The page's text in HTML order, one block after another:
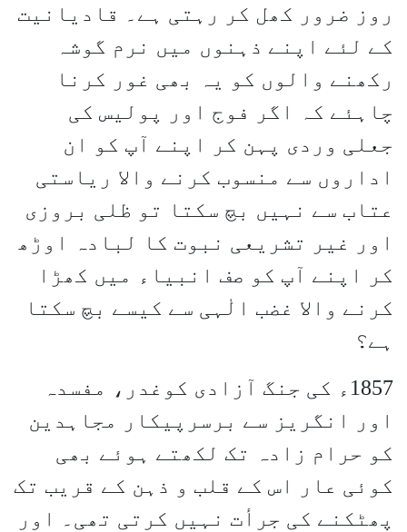
روز ضرور کھل کر رہتی ہے۔ قادیانیت
کے لئے اپنے ذہنوں میں نرم گوشہ
رکھنے والوں کو یہ بھی غور کرنا
چاہئے کہ اگر فوج اور پولیس کی
جعلی وردی پہن کر اپنے آپ کو ان
اداروں سے منسوب کرنے والا ریاستی
عتاب سے نہیں بچ سکتا تو ظلی بروزی
اور غیر تشریعی نبوت کا لبادہ اوڑھ
کر اپنے آپ کو صف انبیاء میں کھڑا
کرنے والا غضب الٰہی سے کیسے بچ سکتا
ہے؟
1857ء کی جنگ آزادی کوغدر، مفسدہ
اور انگریز سے برسرپیکار مجاہدین
کو حرام زادہ تک لکھتے ہوئے بھی
کوئی عار اس کے قلب و ذہن کے قریب تک
پھٹکنے کی جرأت نہیں کرتی تھی۔ اور